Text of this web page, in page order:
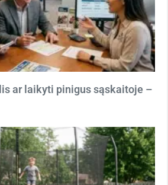
ar laikyti pinigus sąskaitoje –